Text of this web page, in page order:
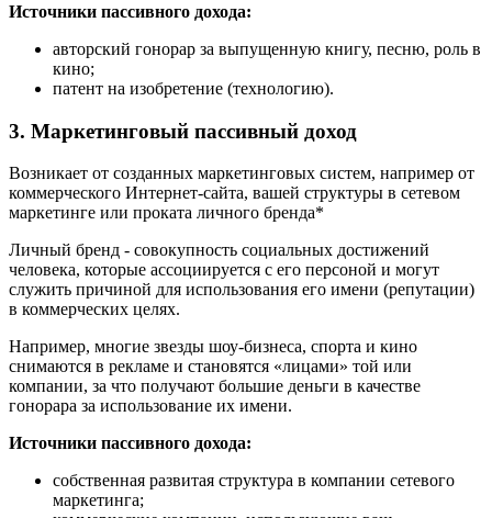
Источники пассивного дохода:
авторский гонорар за выпущенную книгу, песню, роль в
кино;
патент на изобретение (технологию).
3. Маркетинговый пассивный доход
Возникает от созданных маркетинговых систем, например от
коммерческого Интернет-сайта, вашей структуры в сетевом
маркетинге или проката личного бренда*
Личный бренд - совокупность социальных достижений
человека, которые ассоциируется с его персоной и могут
служить причиной для использования его имени (репутации)
в коммерческих целях.
Например, многие звезды шоу-бизнеса, спорта и кино
снимаются в рекламе и становятся «лицами» той или
компании, за что получают большие деньги в качестве
гонорара за использование их имени.
Источники пассивного дохода:
собственная развитая структура в компании сетевого
маркетинга;